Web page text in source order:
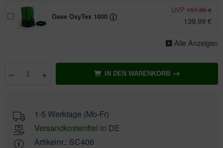
UVP 157,95 €
139,99 €
Oase OxyTex 1000
Alle Anzeigen
Anzahl
– + IN DEN WARENKORB
1-5 Werktage (Mo-Fr)
Versandkostenfrei in DE
Artikelnr.: SC406